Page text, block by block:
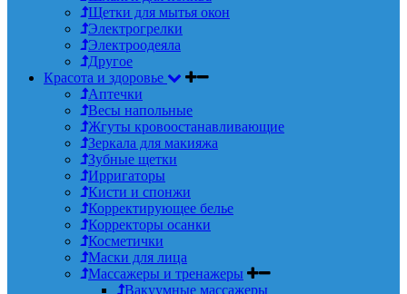
Щетки для мытья окон
Электрогрелки
Электроодеяла
Другое
Красота и здоровье
Аптечки
Весы напольные
Жгуты кровоостанавливающие
Зеркала для макияжа
Зубные щетки
Ирригаторы
Кисти и спонжи
Корректирующее белье
Корректоры осанки
Косметички
Маски для лица
Массажеры и тренажеры
Вакуумные массажеры